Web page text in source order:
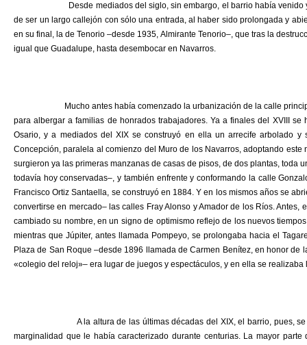
Desde mediados del siglo, sin embargo, el barrio había venido ya
de ser un largo callejón con sólo una entrada, al haber sido prolongada y
en su final, la de Tenorio –desde 1935, Almirante Tenorio–, que tras la
igual que Guadalupe, hasta desembocar en Navarros.
Mucho antes había comenzado la urbanización de la calle principal,
para albergar a familias de honrados trabajadores. Ya a finales del XVIII
Osario, y a mediados del XIX se construyó en ella un arrecife arbolado
Concepción, paralela al comienzo del Muro de los Navarros, adoptando
surgieron ya las primeras manzanas de casas de pisos, de dos plantas, toda
todavía hoy conservadas–, y también enfrente y conformando la calle
Francisco Ortiz Santaella, se construyó en 1884. Y en los mismos años se
convertirse en mercado– las calles Fray Alonso y Amador de los Ríos.
cambiado su nombre, en un signo de optimismo reflejo de los nuevos
mientras que Júpiter, antes llamada Pompeyo, se prolongaba hacia el
Plaza de San Roque –desde 1896 llamada de Carmen Benítez, en honor
«colegio del reloj»– era lugar de juegos y espectáculos, y en ella se
A la altura de las últimas décadas del XIX, el barrio, pues, se había
marginalidad que le había caracterizado durante centurias. La mayor